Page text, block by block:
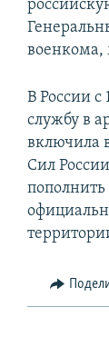
военкома,
В России с
службу в
включила
Сил